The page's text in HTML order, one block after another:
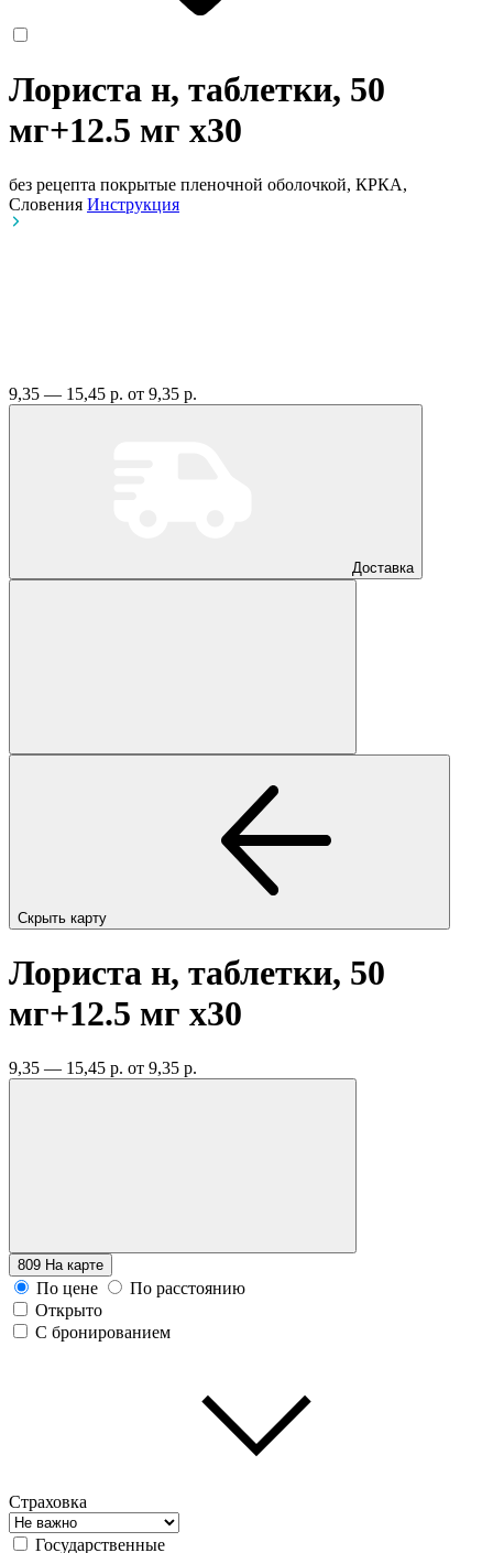
Лориста н, таблетки, 50
мг+12.5 мг x30
без рецепта покрытые пленочной оболочкой, КРКА,
Словения Инструкция
9,35 — 15,45 р. от 9,35 р.
Доставка
Скрыть карту
Лориста н, таблетки, 50
мг+12.5 мг x30
9,35 — 15,45 р. от 9,35 р.
809 На карте
По цене
По расстоянию
Открыто
С бронированием
Страховка
Государственные